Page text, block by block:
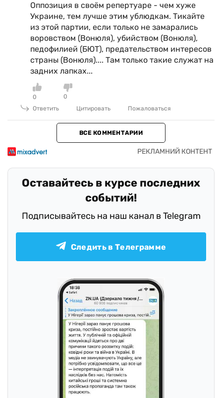
Оппозиция в своём репертуаре - чем хуже
Украине, тем лучше этим ублюдкам. Тикайте
из этой партии, если только не замарались
воровством (Вонюля), убийством (Вонюля),
педофилией (БЮТ), предательством интересов
страны (Вонюля).... Там только такие служат на
задних лапках...
0
0
Ответить
Цитировать Пожаловаться
ВСЕ КОММЕНТАРИИ
Оставайтесь в курсе последних
событий!
Подписывайтесь на наш канал в Telegram
Следить в Телеграмме